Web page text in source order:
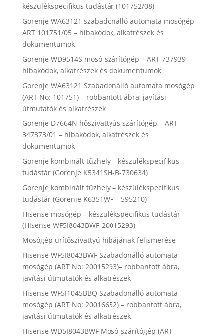
készülékspecifikus tudástár (101752/08)
Gorenje WA63121 szabadonálló automata mosógép –
ART 101751/05 – hibakódok, alkatrészek és
dokumentumok
Gorenje WD9514S mosó-szárítógép – ART 737939 –
hibakódok, alkatrészek és dokumentumok
Gorenje WA63121 Szabadonálló automata mosógép
(ART No: 101751) – robbantott ábra, javítási
útmutatók és alkatrészek
Gorenje D7664N hőszivattyús szárítógép – ART
347373/01 – hibakódok, alkatrészek és
dokumentumok
Gorenje kombinált tűzhely – készülékspecifikus
tudástár (Gorenje K5341SH-B-730634)
Gorenje kombinált tűzhely – készülékspecifikus
tudástár (Gorenje K6351WF – 595210)
Hisense mosógép – készülékspecifikus tudástár
(Hisense WF5I8043BWF-20015293)
Mosógép ürítőszivattyú hibájának felismerése
Hisense WF5I8043BWF Szabadonálló automata
mosógép (ART No: 20015293)– robbantott ábra,
javítási útmutatók és alkatrészek
Hisense WF5I1045BBQ Szabadonálló automata
mosógép (ART No: 20016652) – robbantott ábra,
javítási útmutatók és alkatrészek
Hisense WD5I8043BWF Mosó-szárítógép (ART